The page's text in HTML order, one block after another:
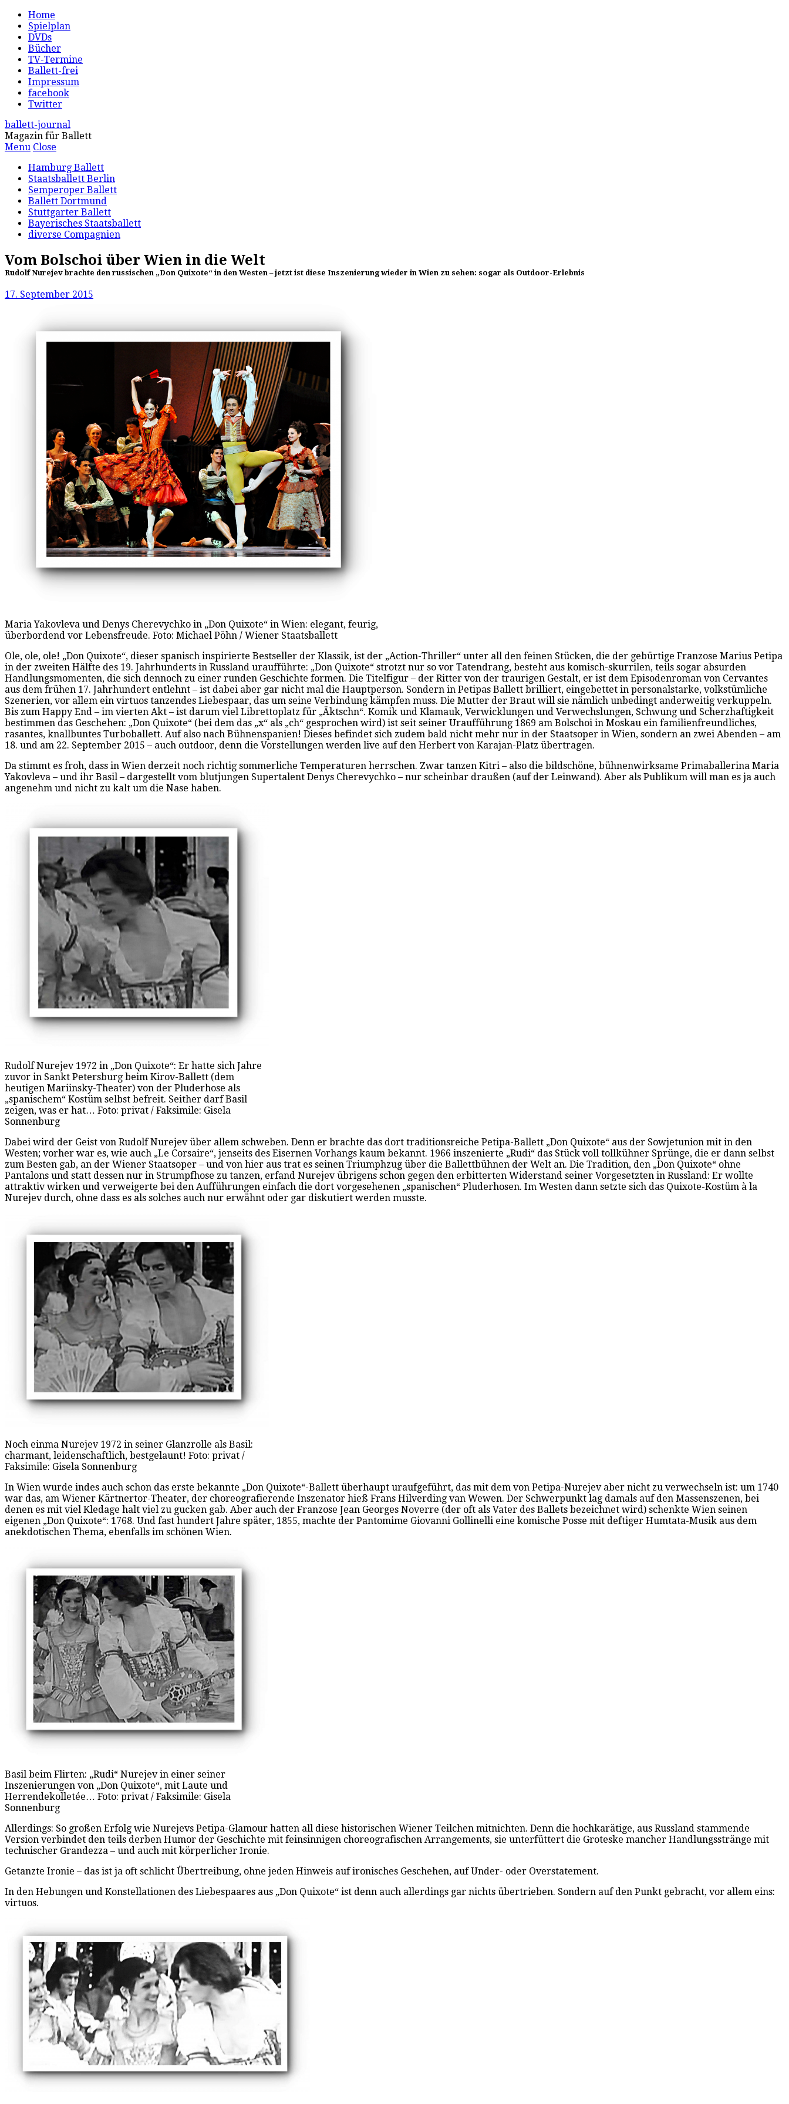
Home
Spielplan
DVDs
Bücher
TV-Termine
Ballett-frei
Impressum
facebook
Twitter
ballett-journal
Magazin für Ballett
Menu Close
Hamburg Ballett
Staatsballett Berlin
Semperoper Ballett
Ballett Dortmund
Stuttgarter Ballett
Bayerisches Staatsballett
diverse Compagnien
Vom Bolschoi über Wien in die Welt
Rudolf Nurejev brachte den russischen „Don Quixote“ in den Westen – jetzt ist diese Inszenierung wieder in Wien zu sehen: sogar als Outdoor-Erlebnis
17. September 2015
Maria Yakovleva und Denys Cherevychko in „Don Quixote“ in Wien: elegant, feurig,
überbordend vor Lebensfreude. Foto: Michael Pöhn / Wiener Staatsballett
Ole, ole, ole! „Don Quixote“, dieser spanisch inspirierte Bestseller der Klassik, ist der „Action-Thriller“ unter all den feinen Stücken, die der gebürtige Franzose Marius Petipa
in der zweiten Hälfte des 19. Jahrhunderts in Russland uraufführte: „Don Quixote“ strotzt nur so vor Tatendrang, besteht aus komisch-skurrilen, teils sogar absurden
Handlungsmomenten, die sich dennoch zu einer runden Geschichte formen. Die Titelfigur – der Ritter von der traurigen Gestalt, er ist dem Episodenroman von Cervantes
aus dem frühen 17. Jahrhundert entlehnt – ist dabei aber gar nicht mal die Hauptperson. Sondern in Petipas Ballett brilliert, eingebettet in personalstarke, volkstümliche
Szenerien, vor allem ein virtuos tanzendes Liebespaar, das um seine Verbindung kämpfen muss. Die Mutter der Braut will sie nämlich unbedingt anderweitig verkuppeln.
Bis zum Happy End – im vierten Akt – ist darum viel Librettoplatz für „Äktschn“. Komik und Klamauk, Verwicklungen und Verwechslungen, Schwung und Scherzhaftigkeit
bestimmen das Geschehen: „Don Quixote“ (bei dem das „x“ als „ch“ gesprochen wird) ist seit seiner Uraufführung 1869 am Bolschoi in Moskau ein familienfreundliches,
rasantes, knallbuntes Turboballett. Auf also nach Bühnenspanien! Dieses befindet sich zudem bald nicht mehr nur in der Staatsoper in Wien, sondern an zwei Abenden – am
18. und am 22. September 2015 – auch outdoor, denn die Vorstellungen werden live auf den Herbert von Karajan-Platz übertragen.
Da stimmt es froh, dass in Wien derzeit noch richtig sommerliche Temperaturen herrschen. Zwar tanzen Kitri – also die bildschöne, bühnenwirksame Primaballerina Maria
Yakovleva – und ihr Basil – dargestellt vom blutjungen Supertalent Denys Cherevychko – nur scheinbar draußen (auf der Leinwand). Aber als Publikum will man es ja auch
angenehm und nicht zu kalt um die Nase haben.
Rudolf Nurejev 1972 in „Don Quixote“: Er hatte sich Jahre
zuvor in Sankt Petersburg beim Kirov-Ballett (dem
heutigen Mariinsky-Theater) von der Pluderhose als
„spanischem“ Kostüm selbst befreit. Seither darf Basil
zeigen, was er hat… Foto: privat / Faksimile: Gisela
Sonnenburg
Dabei wird der Geist von Rudolf Nurejev über allem schweben. Denn er brachte das dort traditionsreiche Petipa-Ballett „Don Quixote“ aus der Sowjetunion mit in den
Westen; vorher war es, wie auch „Le Corsaire“, jenseits des Eisernen Vorhangs kaum bekannt. 1966 inszenierte „Rudi“ das Stück voll tollkühner Sprünge, die er dann selbst
zum Besten gab, an der Wiener Staatsoper – und von hier aus trat es seinen Triumphzug über die Ballettbühnen der Welt an. Die Tradition, den „Don Quixote“ ohne
Pantalons und statt dessen nur in Strumpfhose zu tanzen, erfand Nurejev übrigens schon gegen den erbitterten Widerstand seiner Vorgesetzten in Russland: Er wollte
attraktiv wirken und verweigerte bei den Aufführungen einfach die dort vorgesehenen „spanischen“ Pluderhosen. Im Westen dann setzte sich das Quixote-Kostüm à la
Nurejev durch, ohne dass es als solches auch nur erwähnt oder gar diskutiert werden musste.
Noch einma Nurejev 1972 in seiner Glanzrolle als Basil:
charmant, leidenschaftlich, bestgelaunt! Foto: privat /
Faksimile: Gisela Sonnenburg
In Wien wurde indes auch schon das erste bekannte „Don Quixote“-Ballett überhaupt uraufgeführt, das mit dem von Petipa-Nurejev aber nicht zu verwechseln ist: um 1740
war das, am Wiener Kärtnertor-Theater, der choreografierende Inszenator hieß Frans Hilverding van Wewen. Der Schwerpunkt lag damals auf den Massenszenen, bei
denen es mit viel Kledage halt viel zu gucken gab. Aber auch der Franzose Jean Georges Noverre (der oft als Vater des Ballets bezeichnet wird) schenkte Wien seinen
eigenen „Don Quixote“: 1768. Und fast hundert Jahre später, 1855, machte der Pantomime Giovanni Gollinelli eine komische Posse mit deftiger Humtata-Musik aus dem
anekdotischen Thema, ebenfalls im schönen Wien.
Basil beim Flirten: „Rudi“ Nurejev in einer seiner
Inszenierungen von „Don Quixote“, mit Laute und
Herrendekolletée… Foto: privat / Faksimile: Gisela
Sonnenburg
Allerdings: So großen Erfolg wie Nurejevs Petipa-Glamour hatten all diese historischen Wiener Teilchen mitnichten. Denn die hochkarätige, aus Russland stammende
Version verbindet den teils derben Humor der Geschichte mit feinsinnigen choreografischen Arrangements, sie unterfüttert die Groteske mancher Handlungsstränge mit
technischer Grandezza – und auch mit körperlicher Ironie.
Getanzte Ironie – das ist ja oft schlicht Übertreibung, ohne jeden Hinweis auf ironisches Geschehen, auf Under- oder Overstatement.
In den Hebungen und Konstellationen des Liebespaares aus „Don Quixote“ ist denn auch allerdings gar nichts übertrieben. Sondern auf den Punkt gebracht, vor allem eins:
virtuos.